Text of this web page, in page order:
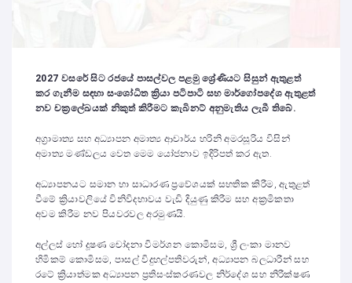
2027 වසරේ සිට රජයේ පාසල්වල පළමු ශ්‍රේණියට සිසුන් ඇතුළත්
කර ගැනීම සඳහා සංශෝධිත ක්‍රියා පටිපාටි සහ මාර්ගෝපදේශ ඇතුළත්
නව චක්‍රලේඛයක් නිකුත් කිරීමට කැබිනට් අනුමැතිය ලැබී තිබේ.
අග්‍රාමාත්‍ය සහ අධ්‍යාපන අමාත්‍ය ආචාර්ය හරිනි අමරසූරිය විසින්
අමාත්‍ය මණ්ඩලය වෙත මෙම යෝජනාව ඉදිරිපත් කර ඇත.
අධ්‍යාපනයට සමාන හා සාධාරණ ප්‍රවේශයක් සහතික කිරීම, ඇතුළත්
වීමේ ක්‍රියාවලියේ විනිවිදභාවය වැඩි දියුණු කිරීම සහ අක්‍රමිකතා
අවම කිරීම නව පියවරවල අරමුණයි.
අල්ලස් හෝ දූෂණ චෝදනා විමර්ශන කොමිසම, ශ්‍රී ලංකා මානව
හිමිකම් කොමිසම, පාසල් විදුහල්පතිවරුන්, අධ්‍යාපන බලධාරීන් සහ
රටේ ක්‍රියාත්මක අධ්‍යාපන ප්‍රතිසංස්කරණවල නිර්දේශ සහ නිරීක්ෂණ